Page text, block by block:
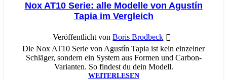
Nox AT10 Serie: alle Modelle von Agustín
Tapia im Vergleich
Veröffentlicht von Boris Brodbeck
Die Nox AT10 Serie von Agustín Tapia ist kein einzelner
Schläger, sondern ein System aus Formen und Carbon-
Varianten. So findest du dein Modell.
WEITERLESEN